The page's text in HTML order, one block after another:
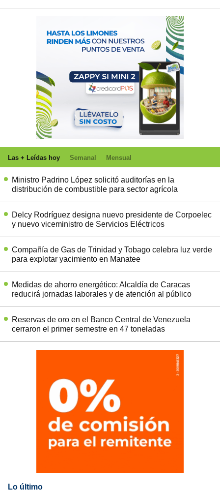
Las + Leídas hoy Semanal Mensual
Ministro Padrino López solicitó auditorías en la
distribución de combustible para sector agrícola
Delcy Rodríguez designa nuevo presidente de Corpoelec
y nuevo viceministro de Servicios Eléctricos
Compañía de Gas de Trinidad y Tobago celebra luz verde
para explotar yacimiento en Manatee
Medidas de ahorro energético: Alcaldía de Caracas
reducirá jornadas laborales y de atención al público
Reservas de oro en el Banco Central de Venezuela
cerraron el primer semestre en 47 toneladas
Lo último